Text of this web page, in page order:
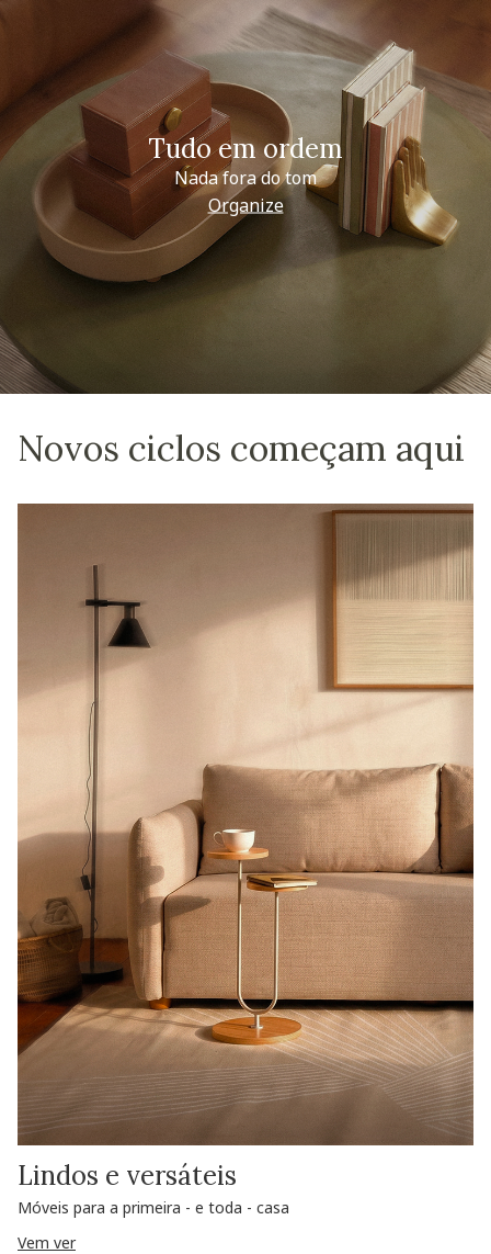
Tudo em ordem
Nada fora do tom
Organize
Novos ciclos começam aqui
Lindos e versáteis
Móveis para a primeira - e toda - casa
Vem ver